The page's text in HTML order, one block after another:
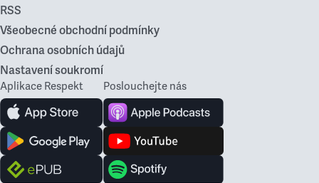
RSS
Všeobecné obchodní podmínky
Ochrana osobních údajů
Nastavení soukromí
Aplikace Respekt Poslouchejte nás